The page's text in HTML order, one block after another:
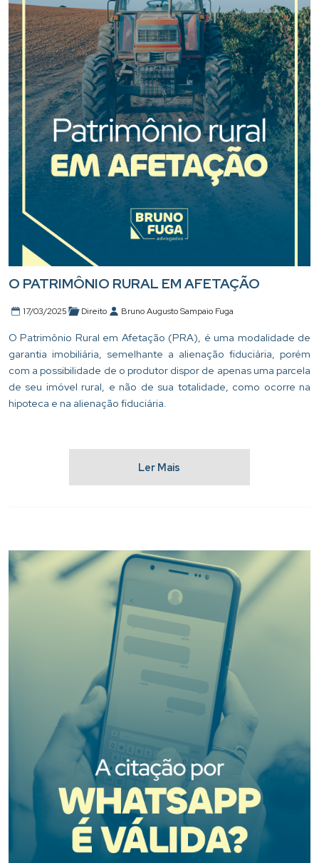
O PATRIMÔNIO RURAL EM AFETAÇÃO
17/03/2025 Direito Bruno Augusto Sampaio Fuga
O Patrimônio Rural em Afetação (PRA), é uma modalidade de
garantia imobiliária, semelhante a alienação fiduciária, porém
com a possibilidade de o produtor dispor de apenas uma parcela
de seu imóvel rural, e não de sua totalidade, como ocorre na
hipoteca e na alienação fiduciária.
Ler Mais